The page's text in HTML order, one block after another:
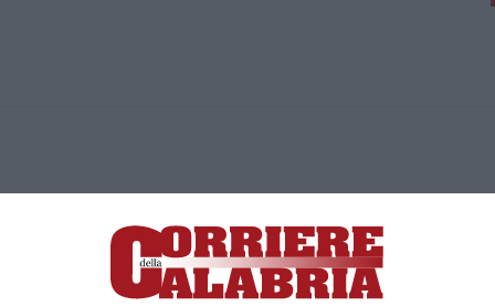
Lamezia Terme (CZ)
responsabile Paola Militano |Privacy